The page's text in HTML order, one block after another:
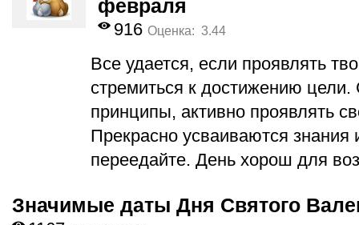
февраля
916 Оценка: 3.44
Все удается, если проявлять
стремиться к достижению цели.
принципы, активно проявлять
Прекрасно усваиваются
переедайте. День хорош для
Значимые даты Дня Святого